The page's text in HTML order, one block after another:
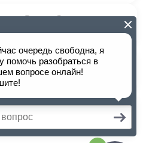
Республика
Республика
Республика